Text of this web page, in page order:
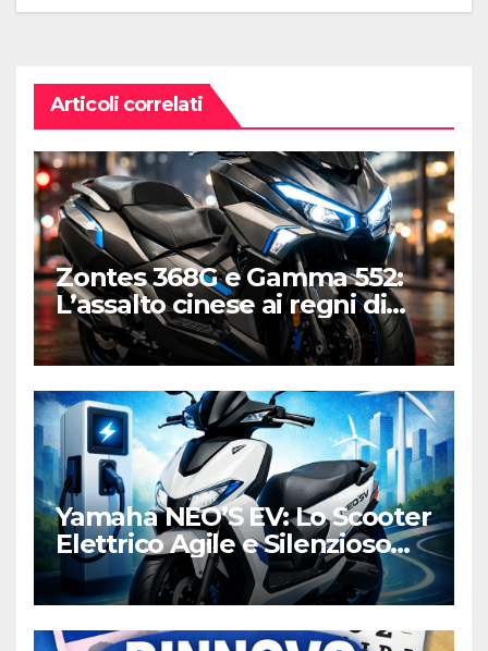
Articoli correlati
Zontes 368G e Gamma 552:
L’assalto cinese ai regni di
Honda e Yamaha
Yamaha NEO’S EV: Lo Scooter
Elettrico Agile e Silenzioso
per la Città